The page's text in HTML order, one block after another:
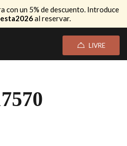
con un 5% de descuento. Introduce
al reservar.
LIVRE